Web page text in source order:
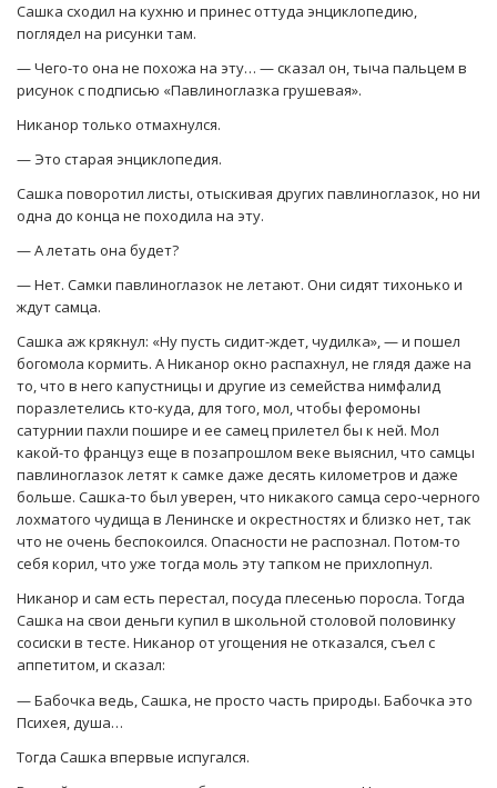
Сашка сходил на кухню и принес оттуда энциклопедию,
поглядел на рисунки там.
— Чего-то она не похожа на эту… — сказал он, тыча пальцем в
рисунок с подписью «Павлиноглазка грушевая».
Никанор только отмахнулся.
— Это старая энциклопедия.
Сашка поворотил листы, отыскивая других павлиноглазок, но ни
одна до конца не походила на эту.
— А летать она будет?
— Нет. Самки павлиноглазок не летают. Они сидят тихонько и
ждут самца.
Сашка аж крякнул: «Ну пусть сидит-ждет, чудилка», — и пошел
богомола кормить. А Никанор окно распахнул, не глядя даже на
то, что в него капустницы и другие из семейства нимфалид
поразлетелись кто-куда, для того, мол, чтобы феромоны
сатурнии пахли пошире и ее самец прилетел бы к ней. Мол
какой-то француз еще в позапрошлом веке выяснил, что самцы
павлиноглазок летят к самке даже десять километров и даже
больше. Сашка-то был уверен, что никакого самца серо-черного
лохматого чудища в Ленинске и окрестностях и близко нет, так
что не очень беспокоился. Опасности не распознал. Потом-то
себя корил, что уже тогда моль эту тапком не прихлопнул.
Никанор и сам есть перестал, посуда плесенью поросла. Тогда
Сашка на свои деньги купил в школьной столовой половинку
сосиски в тесте. Никанор от угощения не отказался, съел с
аппетитом, и сказал:
— Бабочка ведь, Сашка, не просто часть природы. Бабочка это
Психея, душа…
Тогда Сашка впервые испугался.